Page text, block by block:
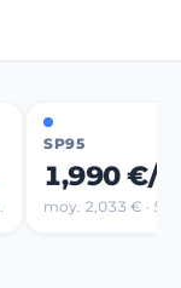
SP95
1,990 €/L
moy. 2,033 € · 5